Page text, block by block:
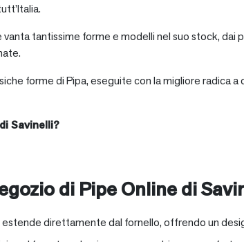
tantissime forme e modelli nel suo stock, dai
forme di Pipa, eseguite con la migliore radica
Savinelli?
di Pipe Online di
direttamente dal fornello, offrendo un